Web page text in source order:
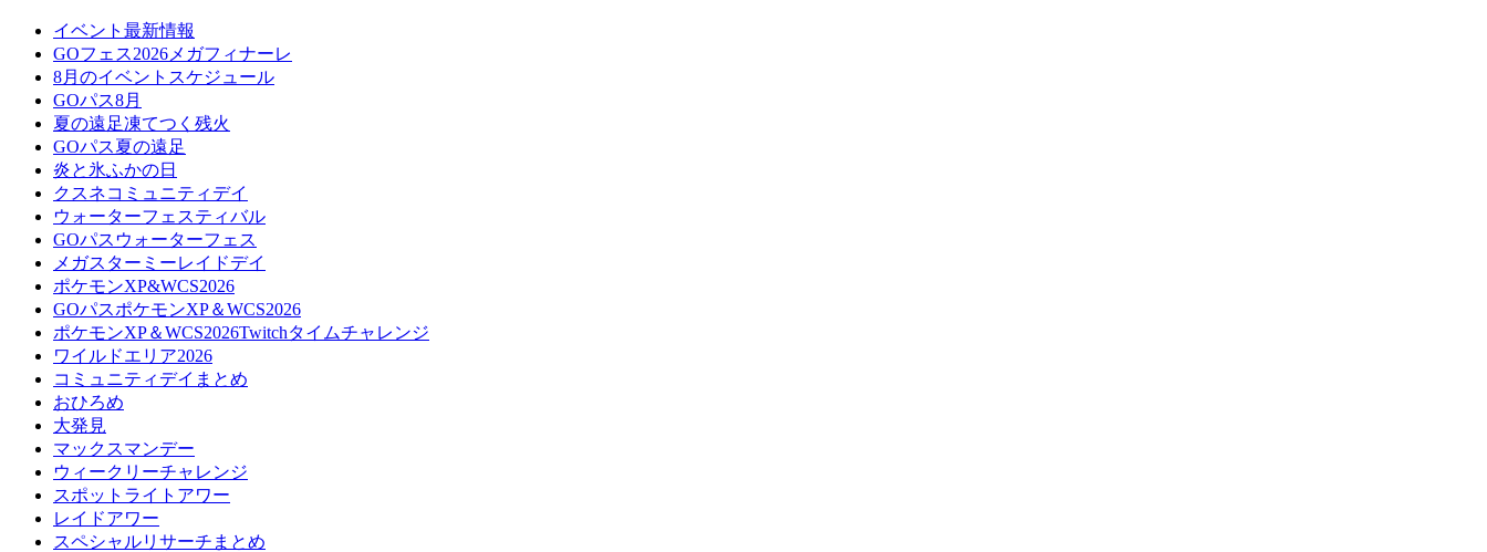
イベント最新情報
GOフェス2026メガフィナーレ
8月のイベントスケジュール
GOパス8月
夏の遠足凍てつく残火
GOパス夏の遠足
炎と氷ふかの日
クスネコミュニティデイ
ウォーターフェスティバル
GOパスウォーターフェス
メガスターミーレイドデイ
ポケモンXP&WCS2026
GOパスポケモンXP＆WCS2026
ポケモンXP＆WCS2026Twitchタイムチャレンジ
ワイルドエリア2026
コミュニティデイまとめ
おひろめ
大発見
マックスマンデー
ウィークリーチャレンジ
スポットライトアワー
レイドアワー
スペシャルリサーチまとめ